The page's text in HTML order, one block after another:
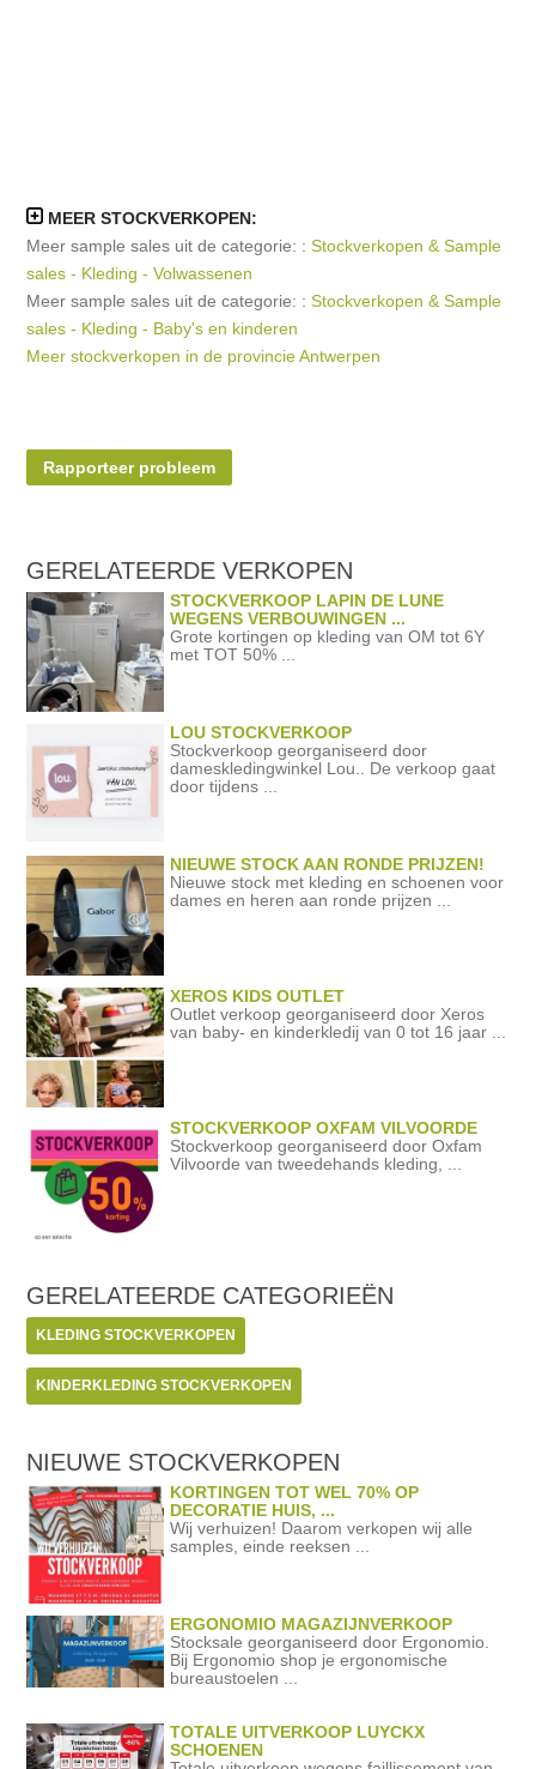
MEER STOCKVERKOPEN:
Meer sample sales uit de categorie: :Stockverkopen & Sample
sales - Kleding - Volwassenen
Meer sample sales uit de categorie: :Stockverkopen & Sample
sales - Kleding - Baby's en kinderen
Meer stockverkopen in de provincie Antwerpen
Rapporteer probleem
GERELATEERDEVERKOPEN
STOCKVERKOOP LAPIN DE LUNE
WEGENS VERBOUWINGEN ...
Grote kortingen op kleding van OM tot 6Y
met TOT 50% ...
LOU STOCKVERKOOP
Stockverkoop georganiseerd door
dameskledingwinkel Lou.. De verkoop gaat
door tijdens ...
NIEUWE STOCK AAN RONDE PRIJZEN!
Nieuwe stock met kleding en schoenen voor
dames en heren aan ronde prijzen ...
XEROS KIDS OUTLET
Outlet verkoop georganiseerd door Xeros
van baby- en kinderkledij van 0 tot 16 jaar ...
STOCKVERKOOP OXFAM VILVOORDE
Stockverkoop georganiseerd door Oxfam
Vilvoorde van tweedehands kleding, ...
GERELATEERDE CATEGORIEËN
KLEDING STOCKVERKOPEN
KINDERKLEDING STOCKVERKOPEN
NIEUWE STOCKVERKOPEN
KORTINGEN TOT WEL 70% OP
DECORATIE HUIS, ...
Wij verhuizen! Daarom verkopen wij alle
samples, einde reeksen ...
ERGONOMIO MAGAZIJNVERKOOP
Stocksale georganiseerd door Ergonomio.
Bij Ergonomio shop je ergonomische
bureaustoelen ...
TOTALE UITVERKOOP LUYCKX
SCHOENEN